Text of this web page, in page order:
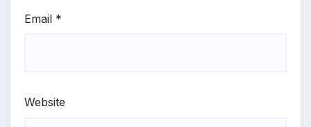
Email *
Website